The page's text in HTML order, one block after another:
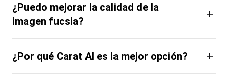
¿Puedo mejorar la calidad de la
imagen fucsia?
+
¿Por qué Carat AI es la mejor opción? +